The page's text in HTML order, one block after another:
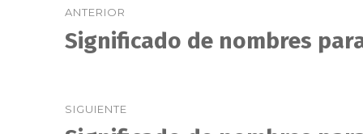
de
ANTERIOR
Entrada
Significado de nombres
SIGUIENTE